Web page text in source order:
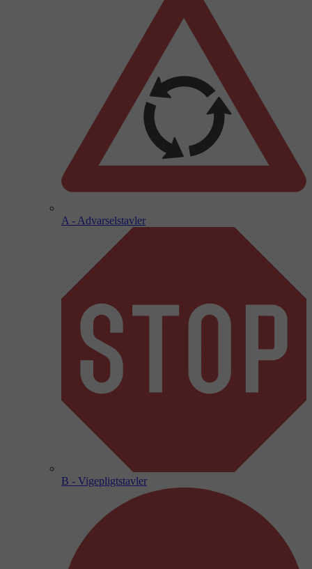
A - Advarselstavler
B - Vigepligtstavler